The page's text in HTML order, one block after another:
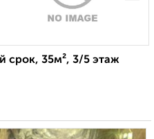
срок, 35м², 3/5 этаж